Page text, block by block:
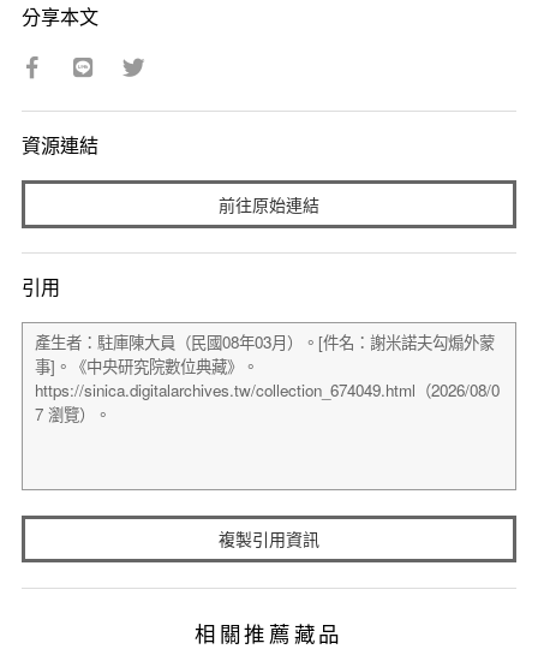
分享本文
資源連結
前往原始連結
引用
複製引用資訊
相關推薦藏品